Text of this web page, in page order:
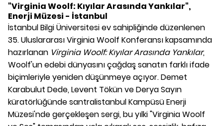
"Virginia Woolf: Kıyılar Arasında Yankılar",
Enerji Müzesi - İstanbul
İstanbul Bilgi Üniversitesi ev sahipliğinde düzenlenen
35. Uluslararası Virginia Woolf Konferansı kapsamında
hazırlanan Virginia Woolf: Kıyılar Arasında Yankılar,
Woolf'un edebi dünyasını çağdaş sanatın farklı ifade
biçimleriyle yeniden düşünmeye açıyor. Demet
Karabulut Dede, Levent Tökün ve Derya Sayın
küratörlüğünde santralistanbul Kampüsü Enerji
Müzesi'nde gerçekleşen sergi, bu yılki "Virginia Woolf